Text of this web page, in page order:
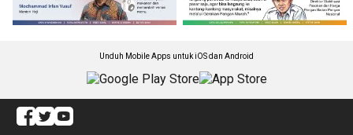
Unduh Mobile Apps untuk iOS dan Android